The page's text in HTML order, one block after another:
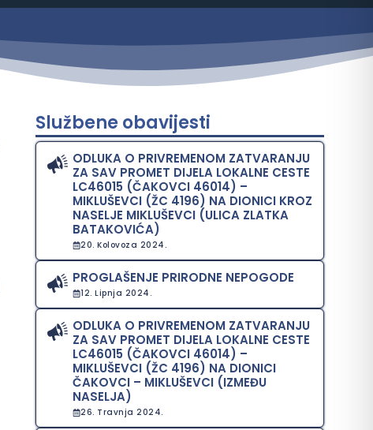
Službene obavijesti
ODLUKA O PRIVREMENOM ZATVARANJU
ZA SAV PROMET DIJELA LOKALNE CESTE
LC46015 (ČAKOVCI 46014) –
MIKLUŠEVCI (ŽC 4196) NA DIONICI KROZ
NASELJE MIKLUŠEVCI (ULICA ZLATKA
BATAKOVIĆA)
20. Kolovoza 2024.
PROGLAŠENJE PRIRODNE NEPOGODE
12. Lipnja 2024.
ODLUKA O PRIVREMENOM ZATVARANJU
ZA SAV PROMET DIJELA LOKALNE CESTE
LC46015 (ČAKOVCI 46014) –
MIKLUŠEVCI (ŽC 4196) NA DIONICI
ČAKOVCI – MIKLUŠEVCI (IZMEĐU
NASELJA)
26. Travnja 2024.